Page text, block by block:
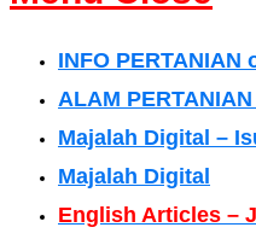
INFO PERTANIAN
ALAM
Majalah Digital –
Majalah Digital
English Articles –